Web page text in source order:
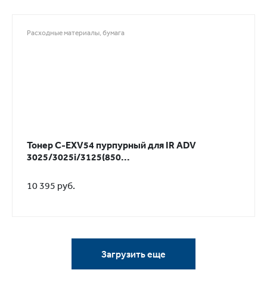
Расходные материалы, бумага
Тонер C-EXV54 пурпурный для IR ADV
3025/3025i/3125(850...
10 395 руб.
Загрузить еще